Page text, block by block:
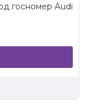
госномер Audi